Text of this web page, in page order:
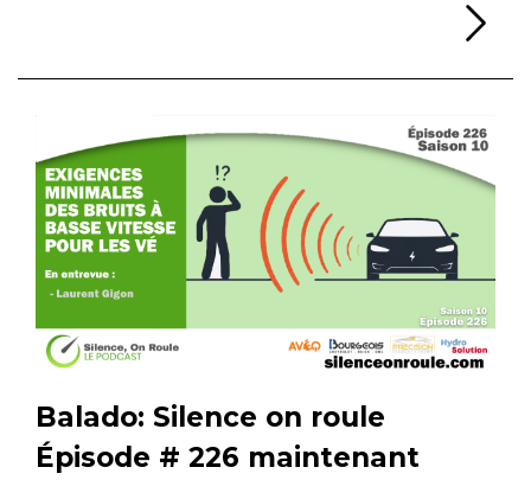
Balado: Silence on roule
Épisode # 226 maintenant